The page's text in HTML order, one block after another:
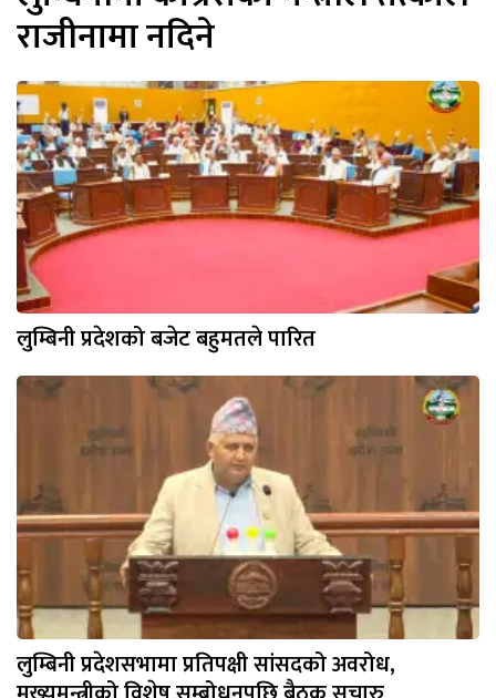
राजीनामा नदिने
लुम्बिनी प्रदेशको बजेट बहुमतले पारित
लुम्बिनी प्रदेशसभामा प्रतिपक्षी सांसदको अवरोध,